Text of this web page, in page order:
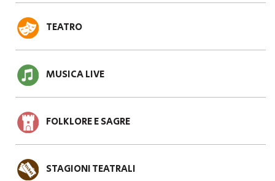
TEATRO
MUSICA LIVE
FOLKLORE E SAGRE
STAGIONI TEATRALI